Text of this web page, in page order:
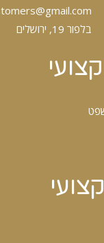
בלפור 19, ירושלים